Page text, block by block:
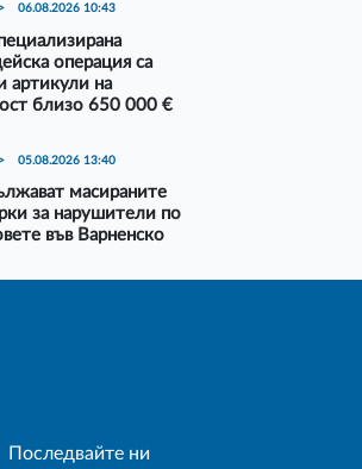
06.08.2026 10:43
операция са
артикули на
близо 650 000 €
05.08.2026 13:40
масираните
за нарушители по
във Варненско
Последвайте ни